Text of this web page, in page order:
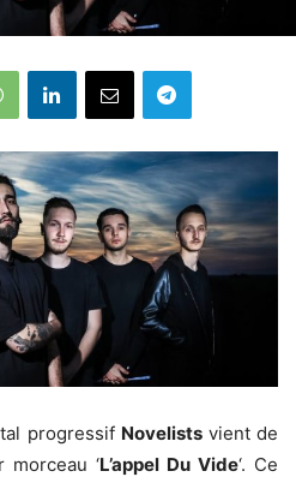
progressif Novelists vient de
‘L’appel Du Vide‘. Ce